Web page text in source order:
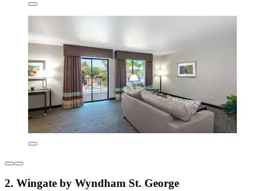
2. Wingate by Wyndham St. George